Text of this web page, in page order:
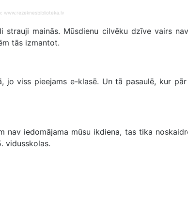
www.rezeknesbiblioteka.lv
mainās. Mūsdienu cilvēku dzīve vairs
tās izmantot.
viss pieejams e-klasē. Un tā pasaulē, kur
iedomājama mūsu ikdiena, tas tika
vidusskolas.